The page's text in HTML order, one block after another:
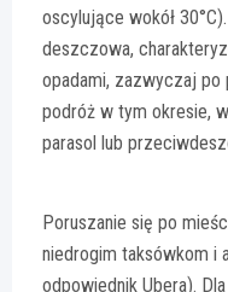
oscylujące wokół
deszczowa,
opadami, zazwyczaj po
podróż w tym okresie,
parasol lub
Poruszanie się po
niedrogim taksówkom i
odpowiednik Ubera).